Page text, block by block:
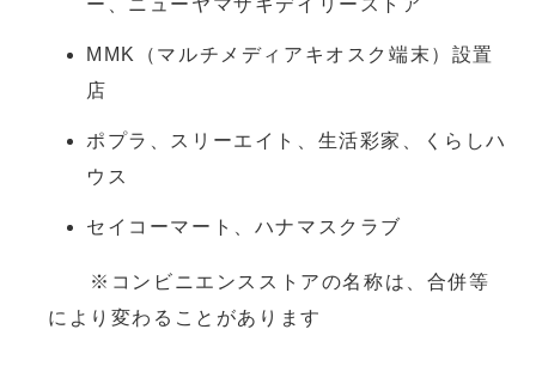
MMK（マルチメディアキオスク端末）設置
店
ポプラ、スリーエイト、生活彩家、くらしハ
ウス
セイコーマート、ハナマスクラブ
※コンビニエンスストアの名称は、合併等
により変わることがあります